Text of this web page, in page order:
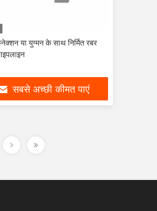
या युग्मन के साथ निर्मित रबर
सबसे अच्छी कीमत पाएं